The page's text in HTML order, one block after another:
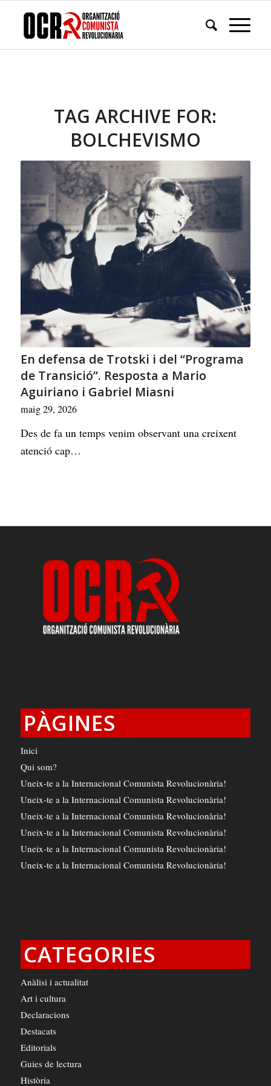
TAG ARCHIVE FOR:
BOLCHEVISMO
En defensa de Trotski i del “Programa
de Transició”. Resposta a Mario
Aguiriano i Gabriel Miasni
maig 29, 2026
Des de fa un temps venim observant una creixent
atenció cap…
PÀGINES
Inici
Qui som?
Uneix-te a la Internacional Comunista Revolucionària!
Uneix-te a la Internacional Comunista Revolucionària!
Uneix-te a la Internacional Comunista Revolucionària!
Uneix-te a la Internacional Comunista Revolucionària!
Uneix-te a la Internacional Comunista Revolucionària!
Uneix-te a la Internacional Comunista Revolucionària!
CATEGORIES
Anàlisi i actualitat
Art i cultura
Declaracions
Destacats
Editorials
Guies de lectura
Història